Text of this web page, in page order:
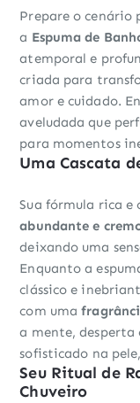
Prepare o cenário
a Espuma de
atemporal e
criada para
amor e cuidado.
aveludada que
para momentos
Uma Cascata
Sua fórmula rica
abundante e
deixando uma
Enquanto a
clássico e
com uma
a mente, desperta
sofisticado na
Seu Ritual de
Chuveiro